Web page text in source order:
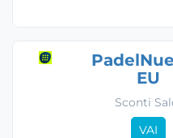
EU
Sconti
VAI